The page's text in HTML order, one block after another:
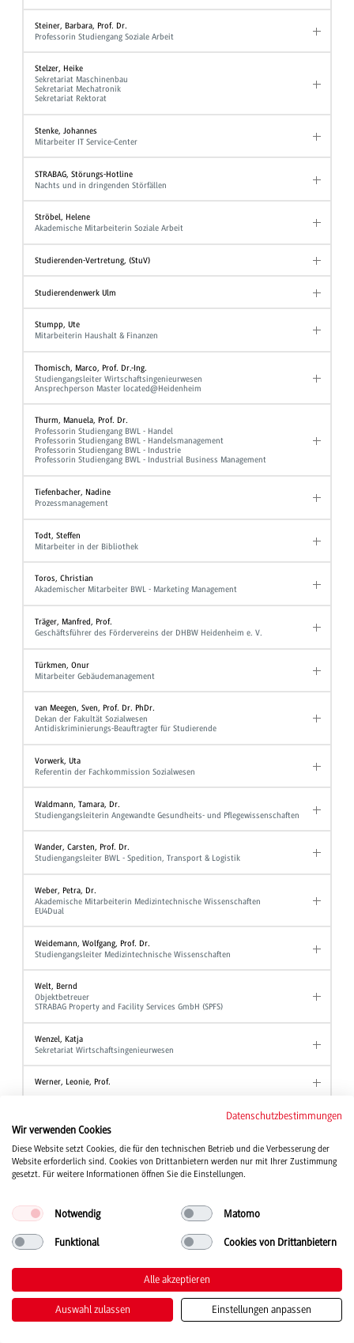
Steiner, Barbara, Prof. Dr.
Professorin Studiengang Soziale Arbeit
Stelzer, Heike
Sekretariat Maschinenbau
Sekretariat Mechatronik
Sekretariat Rektorat
Stenke, Johannes
Mitarbeiter IT Service-Center
STRABAG, Störungs-Hotline
Nachts und in dringenden Störfällen
Ströbel, Helene
Akademische Mitarbeiterin Soziale Arbeit
Studierenden-Vertretung, (StuV)
Studierendenwerk Ulm
Stumpp, Ute
Mitarbeiterin Haushalt & Finanzen
Thomisch, Marco, Prof. Dr.-Ing.
Studiengangsleiter Wirtschaftsingenieurwesen
Ansprechperson Master located@Heidenheim
Thurm, Manuela, Prof. Dr.
Professorin Studiengang BWL - Handel
Professorin Studiengang BWL - Handelsmanagement
Professorin Studiengang BWL - Industrie
Professorin Studiengang BWL - Industrial Business Management
Tiefenbacher, Nadine
Prozessmanagement
Todt, Steffen
Mitarbeiter in der Bibliothek
Toros, Christian
Akademischer Mitarbeiter BWL - Marketing Management
Träger, Manfred, Prof.
Geschäftsführer des Fördervereins der DHBW Heidenheim e. V.
Türkmen, Onur
Mitarbeiter Gebäudemanagement
van Meegen, Sven, Prof. Dr. PhDr.
Dekan der Fakultät Sozialwesen
Antidiskriminierungs-Beauftragter für Studierende
Vorwerk, Uta
Referentin der Fachkommission Sozialwesen
Waldmann, Tamara, Dr.
Studiengangsleiterin Angewandte Gesundheits- und Pflegewissenschaften
Wander, Carsten, Prof. Dr.
Studiengangsleiter BWL - Spedition, Transport & Logistik
Weber, Petra, Dr.
Akademische Mitarbeiterin Medizintechnische Wissenschaften
EU4Dual
Weidemann, Wolfgang, Prof. Dr.
Studiengangsleiter Medizintechnische Wissenschaften
Welt, Bernd
Objektbetreuer
STRABAG Property and Facility Services GmbH (SPFS)
Wenzel, Katja
Sekretariat Wirtschaftsingenieurwesen
Werner, Leonie, Prof.
Akademische Mitarbeiterin Angewandte Hebammenwissenschaft
Wind, Tanja, Prof. Dr.
Studiengang Kinder- und Jugendhilfe
Professor Studiengang BWL - Industrie
Professor Studiengang BWL - Industrial Business Management
Stellvertretende Ansprechpartnerin der Beauftragten für Chancengleichheit
Witt, Alexander
Datenschutzbestimmungen
Wir verwenden Cookies
Diese Website setzt Cookies, die für den technischen Betrieb und die Verbesserung der
Website erforderlich sind. Cookies von Drittanbietern werden nur mit Ihrer Zustimmung
gesetzt. Für weitere Informationen öffnen Sie die Einstellungen.
Notwendig Matomo
Funktional Cookies von Drittanbietern
Alle akzeptieren
Auswahl zulassen Einstellungen anpassen